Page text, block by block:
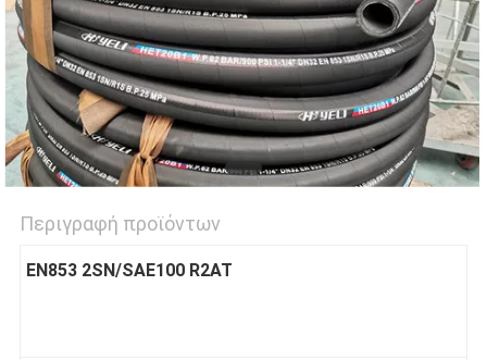
Περιγραφή προϊόντων
EN853 2SN/SAE100 R2AT